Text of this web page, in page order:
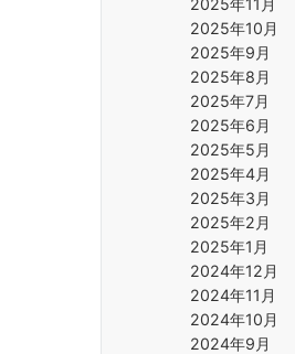
2025年10月
2025年9月
2025年8月
2025年7月
2025年6月
2025年5月
2025年4月
2025年3月
2025年2月
2025年1月
2024年12月
2024年11月
2024年10月
2024年9月